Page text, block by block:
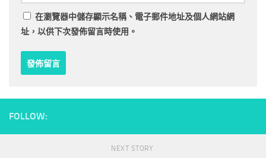
在瀏覽器中儲存顯示名稱、電子郵件地址及個人網站網
址，以供下次發佈留言時使用。
FOLLOW:
NEXT STORY